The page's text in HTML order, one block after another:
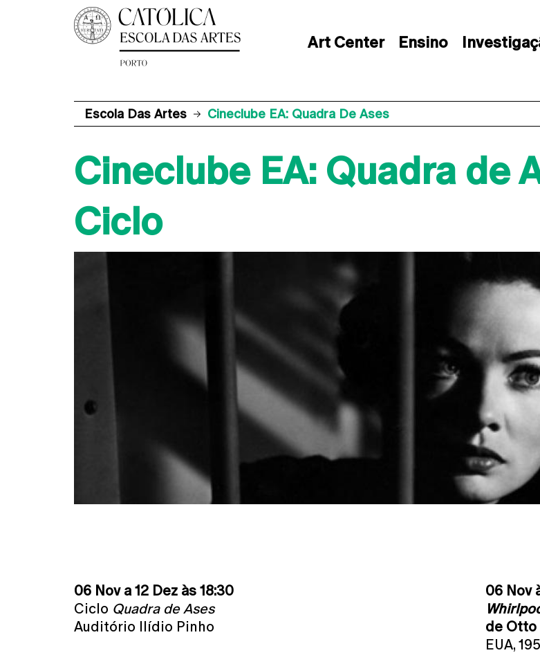
Art Center Ensino
Escola Das Artes Cineclube EA: Quadra De Ases
Cineclube EA: Quadra de
Ciclo
06 Nov a 12 Dez às 18:30
Ciclo Quadra de Ases
Auditório Ilídio Pinho
06 Nov
de Otto
EUA,